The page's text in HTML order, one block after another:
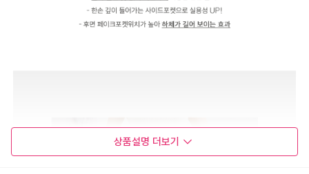
상품설명 더보기